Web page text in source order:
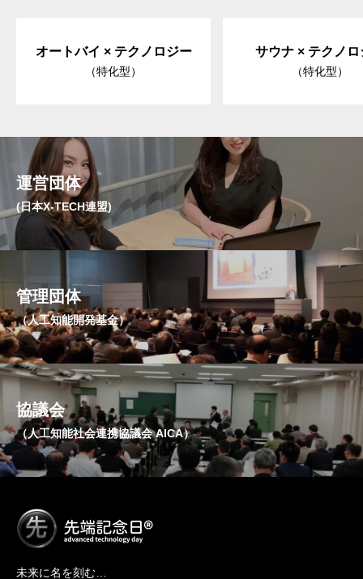
オートバイ × テクノロジー
（特化型）
サウナ × テクノロ
（特化型）
運営団体
(日本X-TECH連盟)
管理団体
（人工知能開発基金）
協議会
（人工知能社会連携協議会 AICA）
未来に名を刻む…